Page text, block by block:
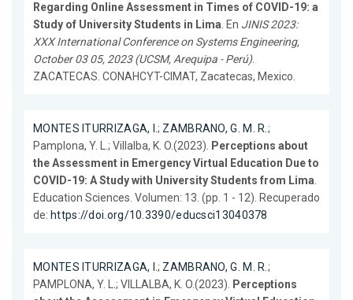
Regarding Online Assessment in Times of COVID-19: a
Study of University Students in Lima. En JINIS 2023:
XXX International Conference on Systems Engineering,
October 03 05, 2023 (UCSM, Arequipa - Perú).
ZACATECAS. CONAHCYT-CIMAT, Zacatecas, Mexico.
MONTES ITURRIZAGA, I.; ZAMBRANO, G. M. R.;
Pamplona, Y. L.; Villalba, K. O.(2023). Perceptions about
the Assessment in Emergency Virtual Education Due to
COVID-19: A Study with University Students from Lima.
Education Sciences. Volumen: 13. (pp. 1 - 12). Recuperado
de: https://doi.org/10.3390/educsci13040378
MONTES ITURRIZAGA, I.; ZAMBRANO, G. M. R.;
PAMPLONA, Y. L.; VILLALBA, K. O.(2023). Perceptions